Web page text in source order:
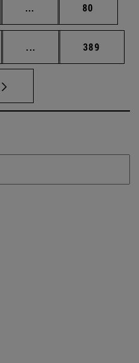
... Páginas intermedias
Página
80
... Páginas intermedias
Página
389